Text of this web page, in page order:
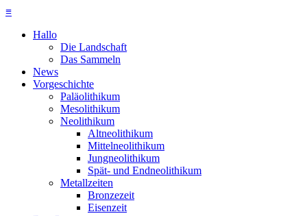
≡
Hallo
Die Landschaft
Das Sammeln
News
Vorgeschichte
Paläolithikum
Mesolithikum
Neolithikum
Altneolithikum
Mittelneolithikum
Jungneolithikum
Spät- und Endneolithikum
Metallzeiten
Bronzezeit
Eisenzeit